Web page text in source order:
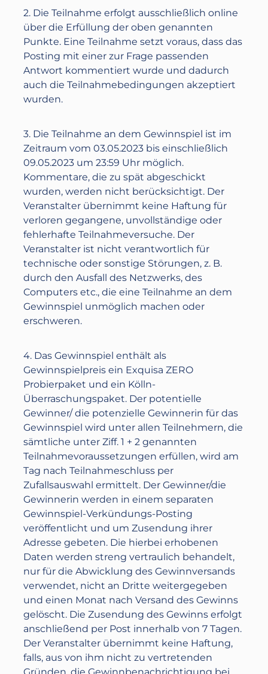
2. Die Teilnahme erfolgt ausschließlich online
über die Erfüllung der oben genannten
Punkte. Eine Teilnahme setzt voraus, dass das
Posting mit einer zur Frage passenden
Antwort kommentiert wurde und dadurch
auch die Teilnahmebedingungen akzeptiert
wurden.
3. Die Teilnahme an dem Gewinnspiel ist im
Zeitraum vom 03.05.2023 bis einschließlich
09.05.2023 um 23:59 Uhr möglich.
Kommentare, die zu spät abgeschickt
wurden, werden nicht berücksichtigt. Der
Veranstalter übernimmt keine Haftung für
verloren gegangene, unvollständige oder
fehlerhafte Teilnahmeversuche. Der
Veranstalter ist nicht verantwortlich für
technische oder sonstige Störungen, z. B.
durch den Ausfall des Netzwerks, des
Computers etc., die eine Teilnahme an dem
Gewinnspiel unmöglich machen oder
erschweren.
4. Das Gewinnspiel enthält als
Gewinnspielpreis ein Exquisa ZERO
Probierpaket und ein Kölln-
Überraschungspaket. Der potentielle
Gewinner/ die potenzielle Gewinnerin für das
Gewinnspiel wird unter allen Teilnehmern, die
sämtliche unter Ziff. 1 + 2 genannten
Teilnahmevoraussetzungen erfüllen, wird am
Tag nach Teilnahmeschluss per
Zufallsauswahl ermittelt. Der Gewinner/die
Gewinnerin werden in einem separaten
Gewinnspiel-Verkündungs-Posting
veröffentlicht und um Zusendung ihrer
Adresse gebeten. Die hierbei erhobenen
Daten werden streng vertraulich behandelt,
nur für die Abwicklung des Gewinnversands
verwendet, nicht an Dritte weitergegeben
und einen Monat nach Versand des Gewinns
gelöscht. Die Zusendung des Gewinns erfolgt
anschließend per Post innerhalb von 7 Tagen.
Der Veranstalter übernimmt keine Haftung,
falls, aus von ihm nicht zu vertretenden